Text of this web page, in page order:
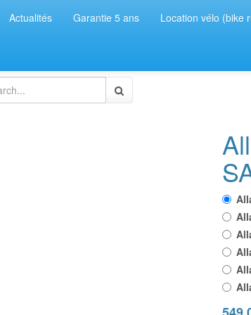
Actualités Garantie 5 ans Location vélo (bike